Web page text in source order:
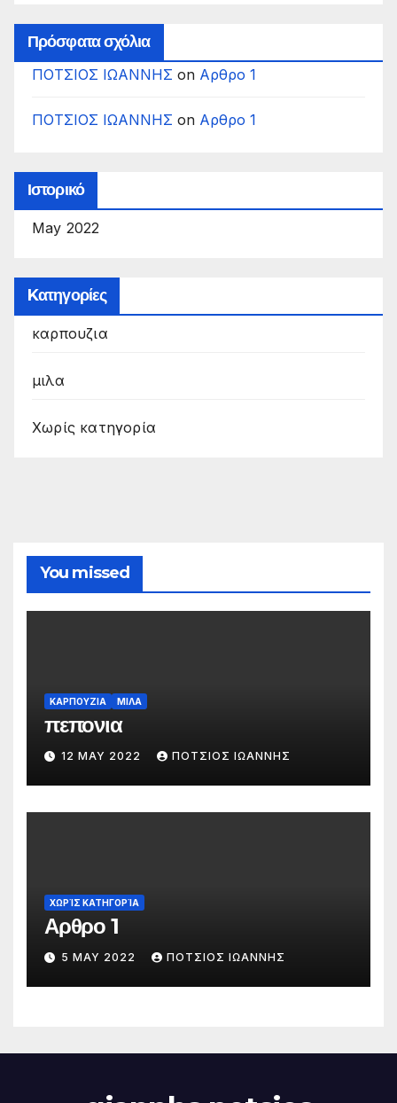
Πρόσφατα σχόλια
ΠΟΤΣΙΟΣ ΙΩΑΝΝΗΣ on Αρθρο 1
ΠΟΤΣΙΟΣ ΙΩΑΝΝΗΣ on Αρθρο 1
Ιστορικό
May 2022
Kατηγορίες
καρπουζια
μιλα
Χωρίς κατηγορία
You missed
ΚΑΡΠΟΥΖΙΑ ΜΙΛΑ
πεπονια
12 MAY 2022 ΠΟΤΣΙΟΣ ΙΩΑΝΝΗΣ
ΧΩΡΊΣ ΚΑΤΗΓΟΡΊΑ
Αρθρο 1
5 MAY 2022 ΠΟΤΣΙΟΣ ΙΩΑΝΝΗΣ